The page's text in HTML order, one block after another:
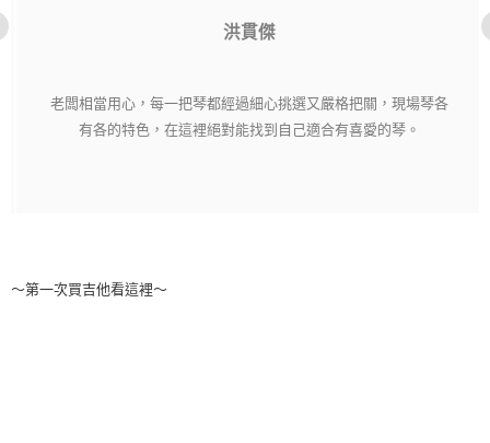
洪貫傑
老闆相當用心，每一把琴都經過細心挑選又嚴格把關，現場琴各
有各的特色，在這裡絕對能找到自己適合有喜愛的琴。
～第一次買吉他看這裡～